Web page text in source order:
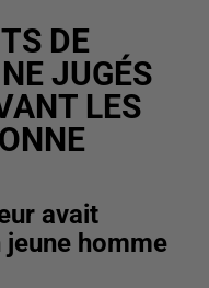
DE
JUGÉS
LES
avait
homme